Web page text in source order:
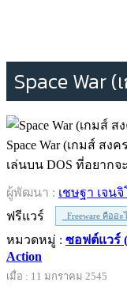
Space War
Space War (เกมส์ ส
เล่นบน DOS ที่อยาก
ผู้พัฒนา : เชษฐา เจน
ฟรีแวร์
Freeware คืออะ
หมวดหมู่ : ซอฟต์แวร์
Action
เมื่อ : 11 มกราคม 2545